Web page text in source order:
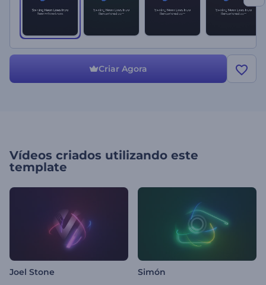
Criar Agora
Vídeos criados utilizando este
template
Joel Stone Simón